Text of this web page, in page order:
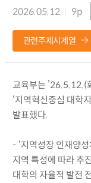
2026.05.12
9p
관련주제시계열
교육부는 ’26.5.12.(
‘지역혁신중심 대학
발표했다.
- ‘지역성장 인재양
지역 특성에 따라 추
대학의 자율적 발전